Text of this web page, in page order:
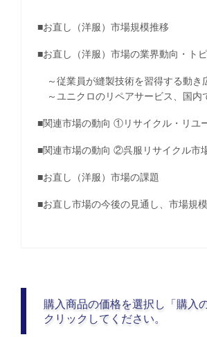
■お直し（洋服）市場規模推移
■お直し（洋服）市場の業界動向・ト
～従業員が縫製技術を習得する動き
～ユニクロのリペアサービス、国内
■関連市場の動向 ①リサイクル・リユ
■関連市場の動向 ②呉服リサイクル市
■お直し（洋服）市場の課題
■お直し市場の今後の見通し、市場規
購入商品の価格を選択し「購入
クリックしてください。